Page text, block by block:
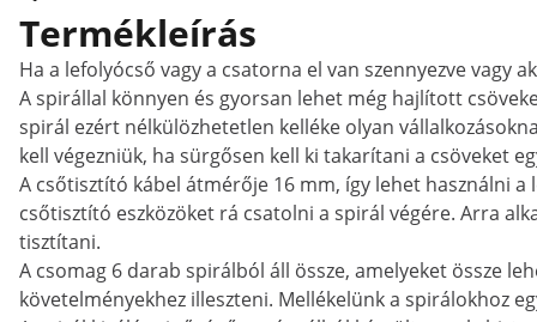
Termékleírás
Ha a lefolyócső vagy a csatorna el van szennyezve
A spirállal könnyen és gyorsan lehet még hajlított
spirál ezért nélkülözhetetlen kelléke olyan
kell végezniük, ha sürgősen kell ki takarítani a csöveket
A csőtisztító kábel átmérője 16 mm, így lehet használni
csőtisztító eszközöket rá csatolni a spirál végére. Arra
tisztítani.
A csomag 6 darab spirálból áll össze, amelyeket össze
követelményekhez illeszteni. Mellékelünk a spirálokhoz